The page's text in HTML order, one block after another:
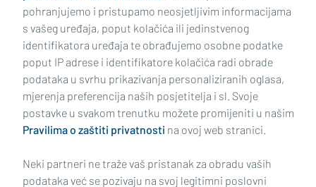
Impressum Uvjeti korištenja Politika privatnosti
Politika kolačića Kontakt Pritužbe Suradnici
Oglašavanje
pohranjujemo i pristupamo neosjetljivim informacijama
s vašeg uređaja, poput kolačića ili jedinstvenog
identifikatora uređaja te obrađujemo osobne podatke
poput IP adrese i identifikatore kolačića radi obrade
podataka u svrhu prikazivanja personaliziranih oglasa,
mjerenja preferencija naših posjetitelja i sl. Svoje
postavke u svakom trenutku možete promijeniti u našim
Pravilima o zaštiti privatnosti na ovoj web stranici.
Neki partneri ne traže vaš pristanak za obradu vaših
podataka već se pozivaju na svoj legitimni poslovni